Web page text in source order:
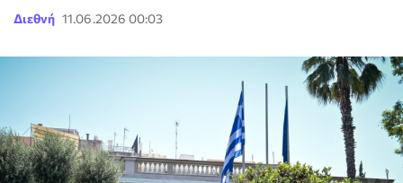
Διεθνή 11.06.2026 00:03